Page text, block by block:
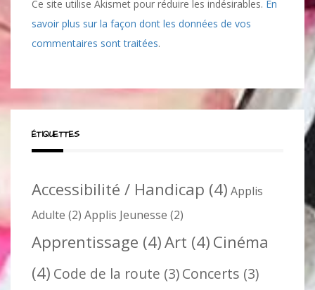
Ce site utilise Akismet pour réduire les indésirables. En
savoir plus sur la façon dont les données de vos
commentaires sont traitées.
ÉTIQUETTES
Accessibilité / Handicap (4) Applis
Adulte (2) Applis Jeunesse (2)
Apprentissage (4)Art (4) Cinéma
(4) Code de la route (3)Concerts (3)